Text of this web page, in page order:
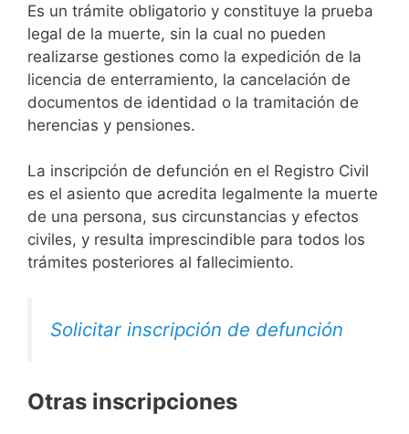
Es un trámite obligatorio y constituye la prueba
legal de la muerte, sin la cual no pueden
realizarse gestiones como la expedición de la
licencia de enterramiento, la cancelación de
documentos de identidad o la tramitación de
herencias y pensiones.
La inscripción de defunción en el Registro Civil
es el asiento que acredita legalmente la muerte
de una persona, sus circunstancias y efectos
civiles, y resulta imprescindible para todos los
trámites posteriores al fallecimiento.
Solicitar inscripción de defunción
Otras inscripciones